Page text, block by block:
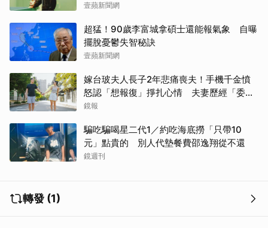
壹蘋新聞網
超猛！90歲李富城拿碩士還能報氣象 自曝
擺脫憂鬱失智秘訣
壹蘋新聞網
嫁台玻夫人長子2年悲痛喪夫！手機千金憤
怒認「想報復」掙扎心情 夫妻歷經「委屈
與不平」只能安靜
鏡報
騙吃騙喝星二代1／約吃海底撈「只帶10
元」點貴的 別人代墊餐費邵逸翔從不還
鏡週刊
轉發 (1)